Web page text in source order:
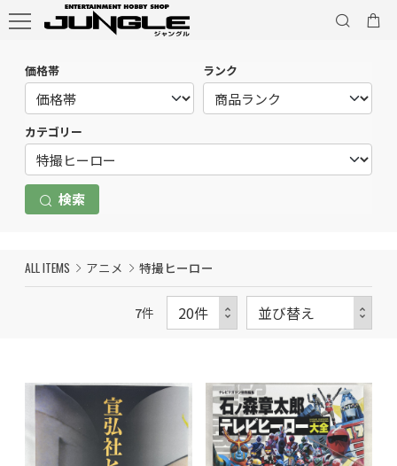
価格帯 ランク
カテゴリー
検索
ALL ITEMS アニメ 特撮ヒーロー
7件